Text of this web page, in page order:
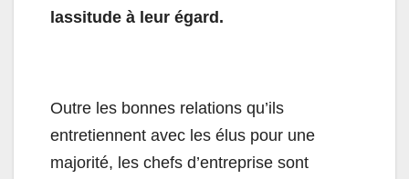
lassitude à leur égard.
Outre les bonnes relations qu’ils
entretiennent avec les élus pour une
majorité, les chefs d’entreprise sont